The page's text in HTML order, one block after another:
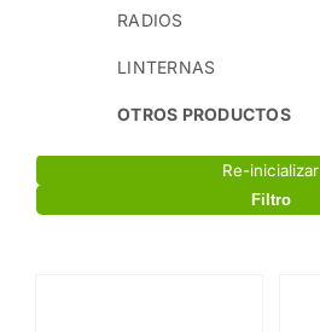
OTROS PRODUCTOS
RADIOS
LINTERNAS
Re-inicializar
Filtro